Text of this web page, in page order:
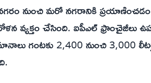
నుంచి మరో నగరానికి
వ్యక్తం చేసింది. ఐపీఎల్
గంటకు 2,400 నుంచి 3,000